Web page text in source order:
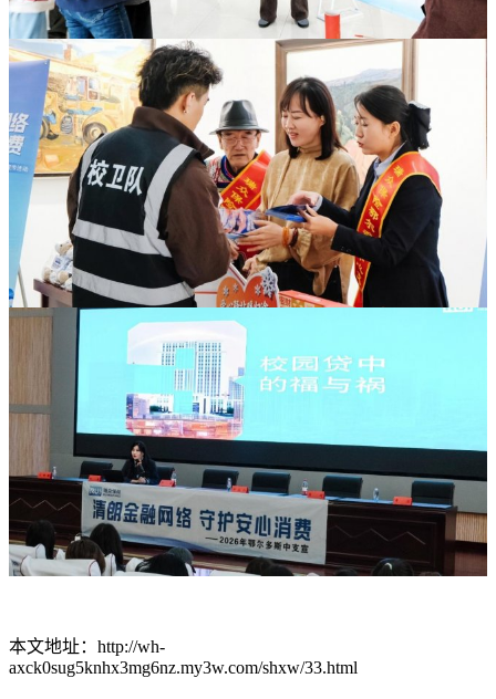
本文地址：http://wh-
axck0sug5knhx3mg6nz.my3w.com/shxw/33.html